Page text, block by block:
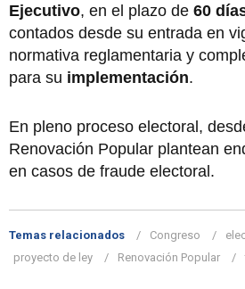
Ejecutivo, en el plazo de 60
contados desde su entrada en
normativa reglamentaria y
para su implementación.
En pleno proceso electoral,
Renovación Popular plantean
en casos de fraude electoral.
Temas relacionados Congreso
proyecto de ley
Renovación Popular